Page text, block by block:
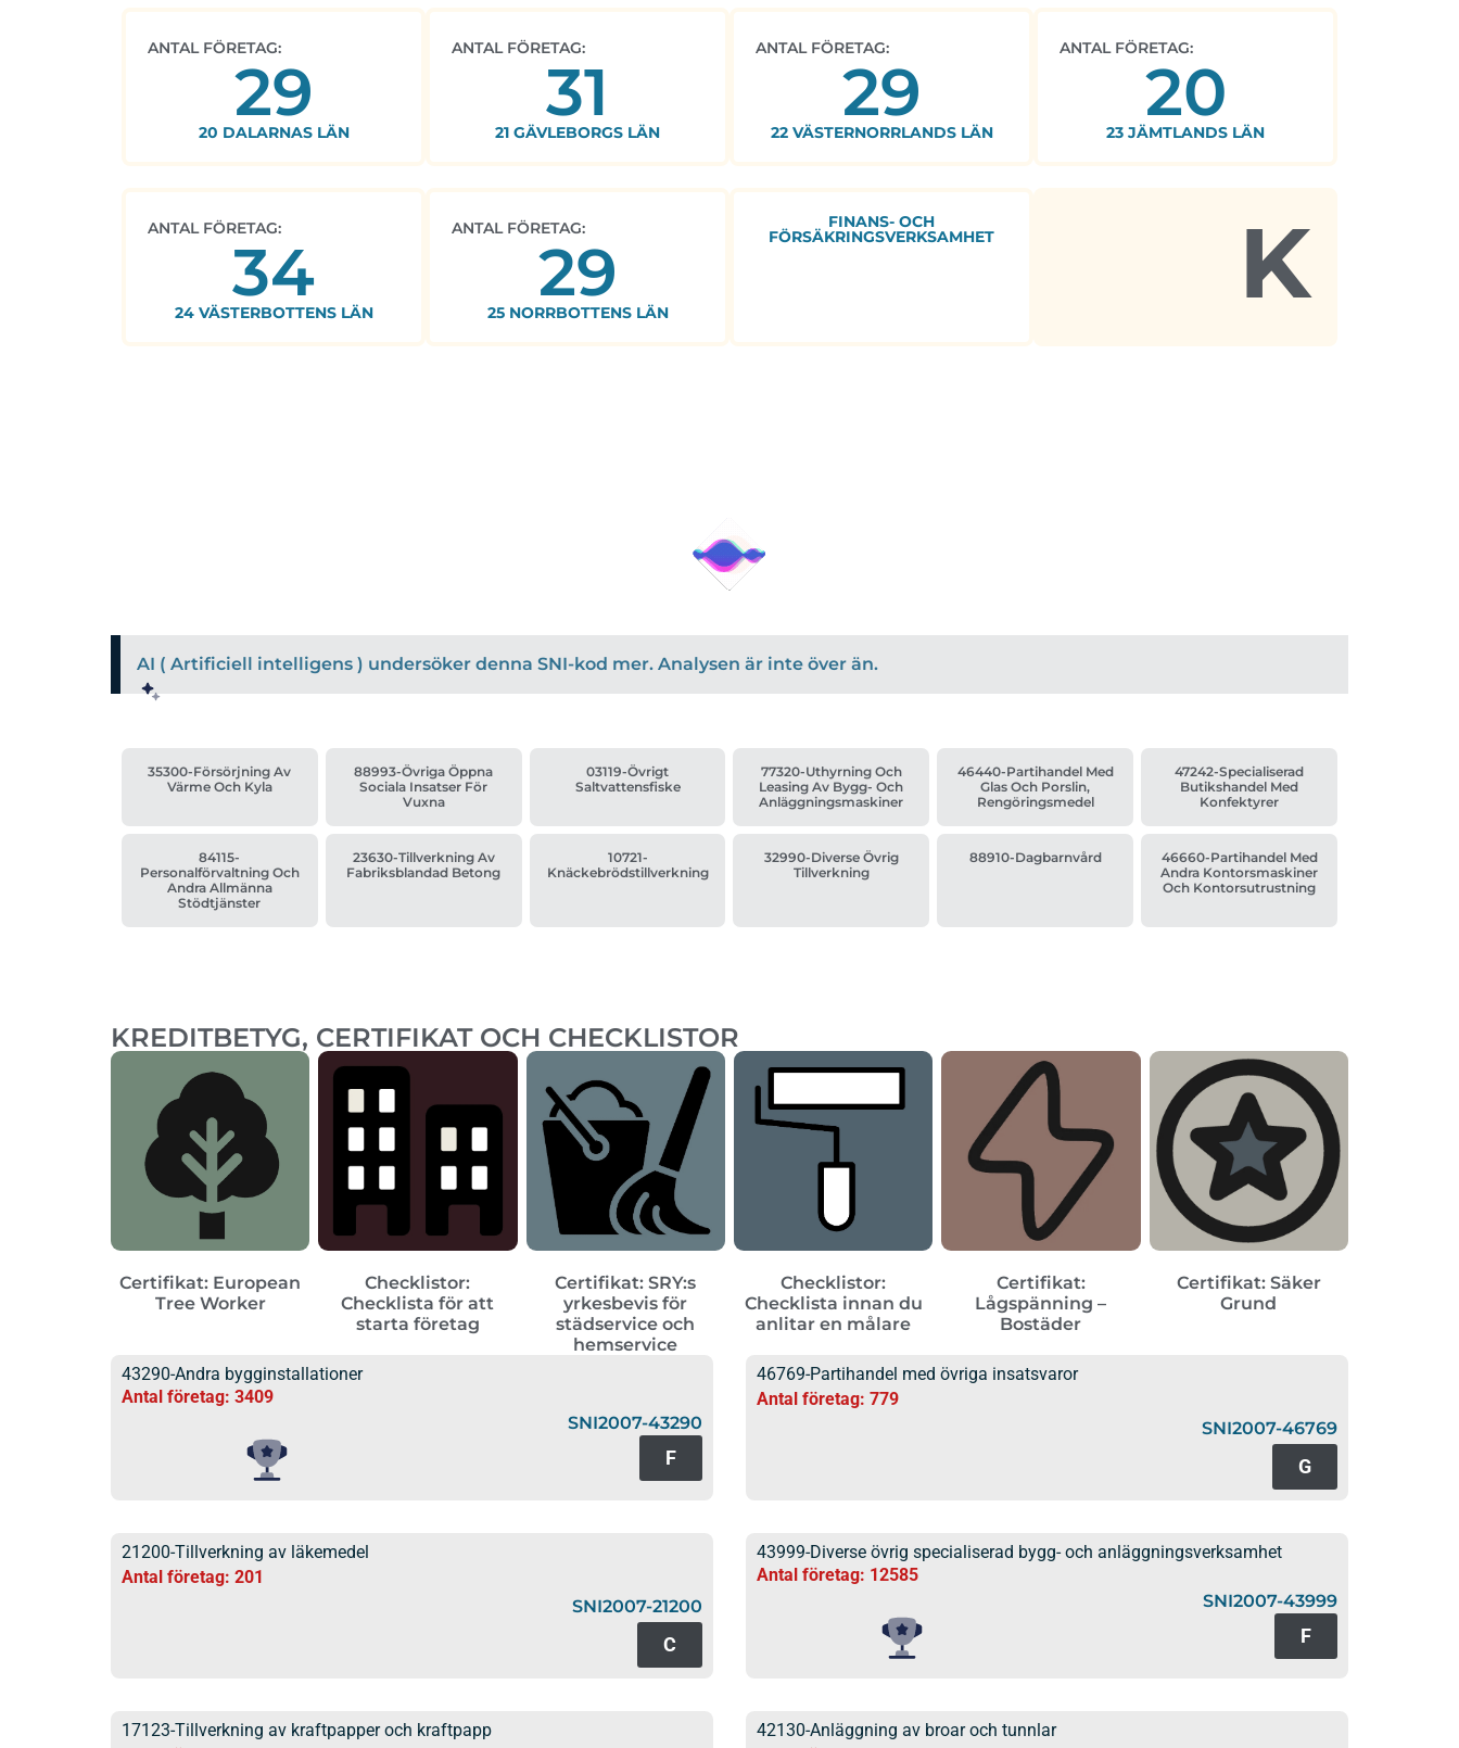
ANTAL FÖRETAG:
29
20 DALARNAS LÄN
ANTAL FÖRETAG:
31
21 GÄVLEBORGS LÄN
ANTAL FÖRETAG:
29
22 VÄSTERNORRLANDS LÄN
ANTAL FÖRETAG:
20
23 JÄMTLANDS LÄN
ANTAL FÖRETAG:
34
24 VÄSTERBOTTENS LÄN
ANTAL FÖRETAG:
29
25 NORRBOTTENS LÄN
FINANS- OCH
FÖRSÄKRINGSVERKSAMHET K
AI ( Artificiell intelligens ) undersöker denna SNI-kod mer. Analysen är inte över än.
35300-Försörjning Av
Värme Och Kyla
88993-Övriga Öppna
Sociala Insatser För
Vuxna
03119-Övrigt
Saltvattensfiske
77320-Uthyrning Och
Leasing Av Bygg- Och
Anläggningsmaskiner
46440-Partihandel Med
Glas Och Porslin,
Rengöringsmedel
47242-Specialiserad
Butikshandel Med
Konfektyrer
84115-
Personalförvaltning Och
Andra Allmänna
Stödtjänster
23630-Tillverkning Av
Fabriksblandad Betong
10721-
Knäckebrödstillverkning
32990-Diverse Övrig
Tillverkning
88910-Dagbarnvård
46660-Partihandel Med
Andra Kontorsmaskiner
Och Kontorsutrustning
KREDITBETYG, CERTIFIKAT OCH CHECKLISTOR
Certifikat: European
Tree Worker
Checklistor:
Checklista för att
starta företag
Certifikat: SRY:s
yrkesbevis för
städservice och
hemservice
Checklistor:
Checklista innan du
anlitar en målare
Certifikat:
Lågspänning –
Bostäder
Certifikat: Säker
Grund
43290-Andra bygginstallationer
Antal företag: 3409
SNI2007-43290
F
46769-Partihandel med övriga insatsvaror
Antal företag: 779
SNI2007-46769
G
21200-Tillverkning av läkemedel
Antal företag: 201
SNI2007-21200
C
43999-Diverse övrig specialiserad bygg- och anläggningsverksamhet
Antal företag: 12585
SNI2007-43999
F
17123-Tillverkning av kraftpapper och kraftpapp
42130-Anläggning av broar och tunnlar